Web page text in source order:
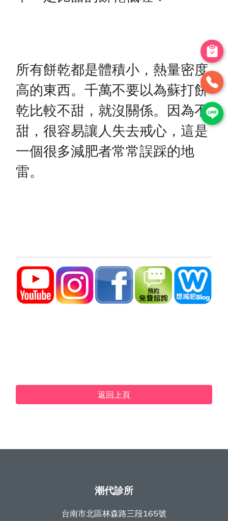
所有餅乾都是體積小，熱量密度
高的東西。千萬不要以為蘇打餅
乾比較不甜，就沒關係。因為不
甜，很容易讓人失去戒心，這是
一個很多減肥者常常誤踩的地
雷。
返回上頁
潮代診所
台南市北區林森路三段165號